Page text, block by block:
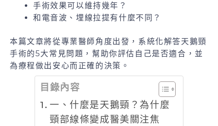
手術效果可以維持幾年？
和電音波、埋線拉提有什麼不同？
本篇文章將從專業醫師角度出發，系統化解答天鵝頸
手術的5大常見問題，幫助你評估自己是否適合，並
為療程做出安心而正確的決策。
目錄內容
一、什麼是天鵝頸？為什麼
頸部線條變成醫美關注焦